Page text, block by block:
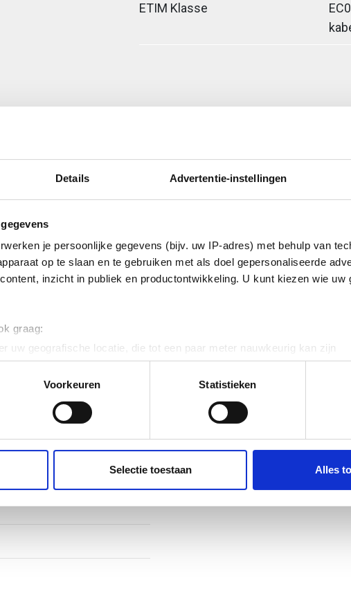
Details Advertentie-instellingen
je persoonlijke gegevens (bijv. uw IP-adres) met behulp van
op te slaan en te gebruiken met als doel gepersonaliseerde
inzicht in publiek en productontwikkeling. U kunt kiezen wie uw
graag:
uw geografische locatie, die tot een paar meter nauwkeurig kan zijn
het actief te scannen op specifieke eigenschappen (fingerprinting)
gegevens worden verwerkt en stel uw voorkeuren in het
of intrekken in de Cookieverklaring.
delen we informatie over uw gebruik van onze site met onze
Deze partners kunnen deze gegevens combineren met andere
Voorkeuren Statistieken
Selectie toestaan Alles
ETIM Klasse
(RVS)